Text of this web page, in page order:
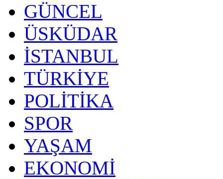
GÜNCEL
ÜSKÜDAR
İSTANBUL
TÜRKİYE
POLİTİKA
SPOR
YAŞAM
EKONOMİ